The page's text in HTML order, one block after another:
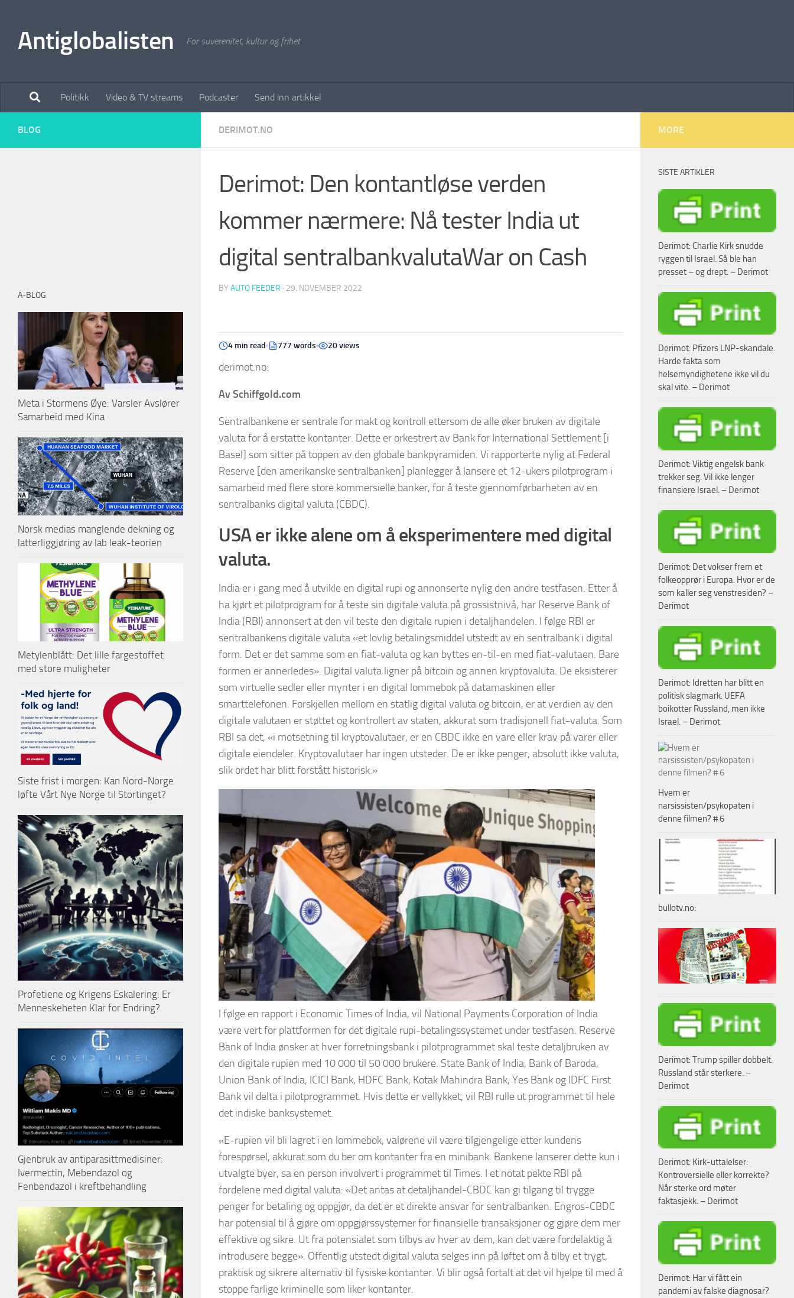
Antiglobalisten For suverenitet, kultur og frihet.
Politikk Video & TV streams Podcaster Send inn artikkel
DERIMOT.NO
Derimot: Den kontantløse verden
kommer nærmere: Nå tester India ut
digital sentralbankvalutaWar on Cash
BY AUTO FEEDER · 29. NOVEMBER 2022
4 min read 777 words 20 views
derimot.no:
Av Schiffgold.com
Sentralbankene er sentrale for makt og kontroll ettersom de alle øker bruken av digitale
valuta for å erstatte kontanter. Dette er orkestrert av Bank for International Settlement [i
Basel] som sitter på toppen av den globale bankpyramiden. Vi rapporterte nylig at Federal
Reserve [den amerikanske sentralbanken] planlegger å lansere et 12-ukers pilotprogram i
samarbeid med flere store kommersielle banker, for å teste gjennomførbarheten av en
sentralbanks digital valuta (CBDC).
USA er ikke alene om å eksperimentere med digital
valuta.
India er i gang med å utvikle en digital rupi og annonserte nylig den andre testfasen. Etter å
ha kjørt et pilotprogram for å teste sin digitale valuta på grossistnivå, har Reserve Bank of
India (RBI) annonsert at den vil teste den digitale rupien i detaljhandelen. I følge RBI er
sentralbankens digitale valuta «et lovlig betalingsmiddel utstedt av en sentralbank i digital
form. Det er det samme som en fiat-valuta og kan byttes en-til-en med fiat-valutaen. Bare
formen er annerledes». Digital valuta ligner på bitcoin og annen kryptovaluta. De eksisterer
som virtuelle sedler eller mynter i en digital lommebok på datamaskinen eller
smarttelefonen. Forskjellen mellom en statlig digital valuta og bitcoin, er at verdien av den
digitale valutaen er støttet og kontrollert av staten, akkurat som tradisjonell fiat-valuta. Som
RBI sa det, «i motsetning til kryptovalutaer, er en CBDC ikke en vare eller krav på varer eller
digitale eiendeler. Kryptovalutaer har ingen utsteder. De er ikke penger, absolutt ikke valuta,
slik ordet har blitt forstått historisk.»
I følge en rapport i Economic Times of India, vil National Payments Corporation of India
være vert for plattformen for det digitale rupi-betalingssystemet under testfasen. Reserve
Bank of India ønsker at hver forretningsbank i pilotprogrammet skal teste detaljbruken av
den digitale rupien med 10 000 til 50 000 brukere. State Bank of India, Bank of Baroda,
Union Bank of India, ICICI Bank, HDFC Bank, Kotak Mahindra Bank, Yes Bank og IDFC First
Bank vil delta i pilotprogrammet. Hvis dette er vellykket, vil RBI rulle ut programmet til hele
det indiske banksystemet.
«E-rupien vil bli lagret i en lommebok, valørene vil være tilgjengelige etter kundens
forespørsel, akkurat som du ber om kontanter fra en minibank. Bankene lanserer dette kun i
utvalgte byer, sa en person involvert i programmet til Times. I et notat pekte RBI på
fordelene med digital valuta: «Det antas at detaljhandel-CBDC kan gi tilgang til trygge
penger for betaling og oppgjør, da det er et direkte ansvar for sentralbanken. Engros-CBDC
har potensial til å gjøre om oppgjørssystemer for finansielle transaksjoner og gjøre dem mer
effektive og sikre. Ut fra potensialet som tilbys av hver av dem, kan det være fordelaktig å
introdusere begge». Offentlig utstedt digital valuta selges inn på løftet om å tilby et trygt,
praktisk og sikrere alternativ til fysiske kontanter. Vi blir også fortalt at det vil hjelpe til med å
stoppe farlige kriminelle som liker kontanter.
BLOG
A-BLOG
Meta i Stormens Øye: Varsler Avslører
Samarbeid med Kina
Norsk medias manglende dekning og
latterliggjøring av lab leak-teorien
Metylenblått: Det lille fargestoffet
med store muligheter
Siste frist i morgen: Kan Nord-Norge
løfte Vårt Nye Norge til Stortinget?
Profetiene og Krigens Eskalering: Er
Menneskeheten Klar for Endring?
Gjenbruk av antiparasittmedisiner:
Ivermectin, Mebendazol og
Fenbendazol i kreftbehandling
MORE
SISTE ARTIKLER
Derimot: Charlie Kirk snudde
ryggen til Israel. Så ble han
presset – og drept. – Derimot
Derimot: Pfizers LNP-skandale.
Harde fakta som
helsemyndighetene ikke vil du
skal vite. – Derimot
Derimot: Viktig engelsk bank
trekker seg. Vil ikke lenger
finansiere Israel. – Derimot
Derimot: Det vokser frem et
folkeopprør i Europa. Hvor er de
som kaller seg venstresiden? –
Derimot
Derimot: Idretten har blitt en
politisk slagmark. UEFA
boikotter Russland, men ikke
Israel. – Derimot
Hvem er
narsissisten/psykopaten i
denne filmen? # 6
bullotv.no:
Derimot: Trump spiller dobbelt.
Russland står sterkere. –
Derimot
Derimot: Kirk-uttalelser:
Kontroversielle eller korrekte?
Når sterke ord møter
faktasjekk. – Derimot
Derimot: Har vi fått ein
pandemi av falske diagnosar?